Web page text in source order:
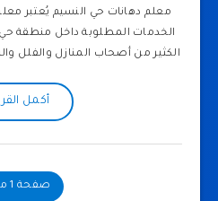
معلم دهانات حي النسيم يُعتبر
الخدمات المطلوبة داخل منطقة
الكثير من أصحاب المنازل والفلل
أكمل
صفحة 1 من 1